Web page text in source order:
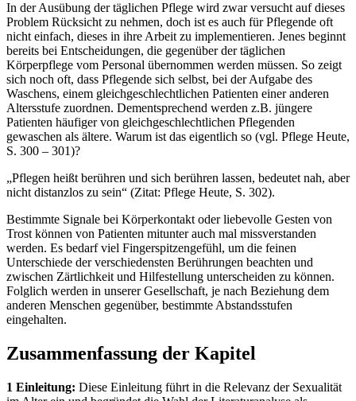
In der Ausübung der täglichen Pflege wird zwar versucht auf dieses
Problem Rücksicht zu nehmen, doch ist es auch für Pflegende oft
nicht einfach, dieses in ihre Arbeit zu implementieren. Jenes beginnt
bereits bei Entscheidungen, die gegenüber der täglichen
Körperpflege vom Personal übernommen werden müssen. So zeigt
sich noch oft, dass Pflegende sich selbst, bei der Aufgabe des
Waschens, einem gleichgeschlechtlichen Patienten einer anderen
Altersstufe zuordnen. Dementsprechend werden z.B. jüngere
Patienten häufiger von gleichgeschlechtlichen Pflegenden
gewaschen als ältere. Warum ist das eigentlich so (vgl. Pflege Heute,
S. 300 – 301)?
„Pflegen heißt berühren und sich berühren lassen, bedeutet nah, aber
nicht distanzlos zu sein“ (Zitat: Pflege Heute, S. 302).
Bestimmte Signale bei Körperkontakt oder liebevolle Gesten von
Trost können von Patienten mitunter auch mal missverstanden
werden. Es bedarf viel Fingerspitzengefühl, um die feinen
Unterschiede der verschiedensten Berührungen beachten und
zwischen Zärtlichkeit und Hilfestellung unterscheiden zu können.
Folglich werden in unserer Gesellschaft, je nach Beziehung dem
anderen Menschen gegenüber, bestimmte Abstandsstufen
eingehalten.
Zusammenfassung der Kapitel
1 Einleitung: Diese Einleitung führt in die Relevanz der Sexualität